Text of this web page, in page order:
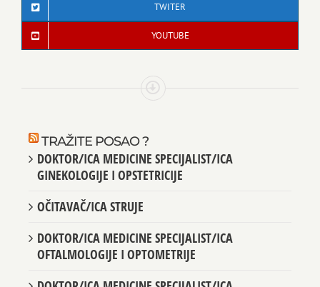
TWITER
YOUTUBE
TRAŽITE POSAO ?
DOKTOR/ICA MEDICINE SPECIJALIST/ICA
GINEKOLOGIJE I OPSTETRICIJE
OČITAVAČ/ICA STRUJE
DOKTOR/ICA MEDICINE SPECIJALIST/ICA
OFTALMOLOGIJE I OPTOMETRIJE